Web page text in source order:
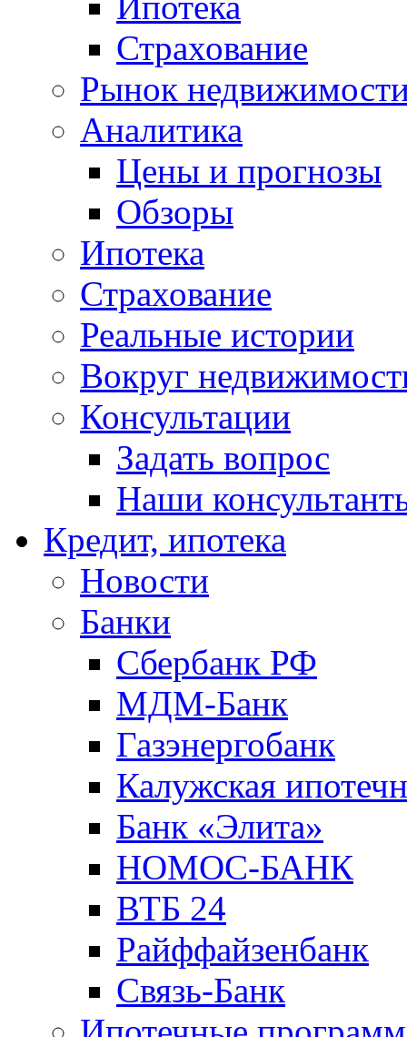
Страхование
Рынок
Аналитика
Цены и прогнозы
Обзоры
Ипотека
Страхование
Реальные истории
Вокруг
Консультации
Задать вопрос
Наши
Кредит, ипотека
Новости
Банки
Сбербанк РФ
МДМ-Банк
Газэнергобанк
Калужская
Банк «Элита»
НОМОС-БАНК
ВТБ 24
Райффайзенбанк
Связь-Банк